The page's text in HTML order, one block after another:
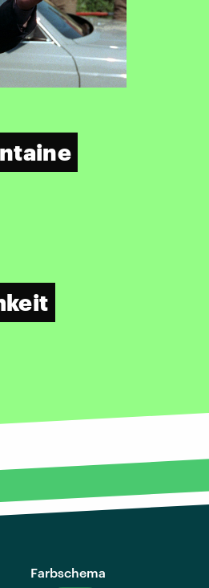
Farbschema